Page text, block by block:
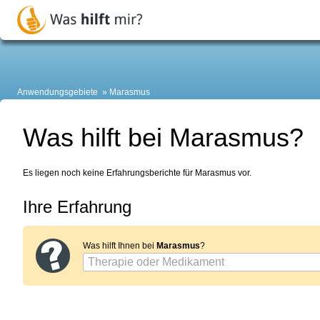
Anwendungsgebiete Marasmus
Was hilft bei Marasmus?
Es liegen noch keine Erfahrungsberichte für Marasmus vor.
Ihre Erfahrung
Was hilft Ihnen bei Marasmus?